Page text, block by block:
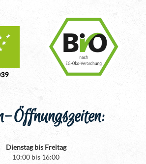
Öffnungszeiten:
Dienstag bis Freitag
10:00 bis 16:00